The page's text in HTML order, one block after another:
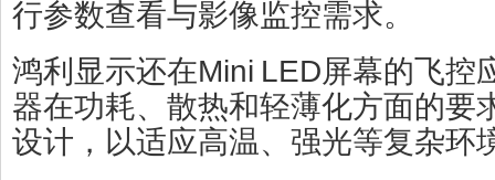
行参数查看与影像监控需求。
鸿利显示还在Mini LED屏幕的飞控
器在功耗、散热和轻薄化方面的要
设计，以适应高温、强光等复杂环